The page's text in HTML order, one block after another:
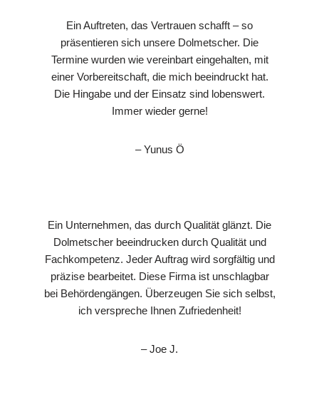
Ein Auftreten, das Vertrauen schafft – so
präsentieren sich unsere Dolmetscher. Die
Termine wurden wie vereinbart eingehalten, mit
einer Vorbereitschaft, die mich beeindruckt hat.
Die Hingabe und der Einsatz sind lobenswert.
Immer wieder gerne!
– Yunus Ö
Ein Unternehmen, das durch Qualität glänzt. Die
Dolmetscher beeindrucken durch Qualität und
Fachkompetenz. Jeder Auftrag wird sorgfältig und
präzise bearbeitet. Diese Firma ist unschlagbar
bei Behördengängen. Überzeugen Sie sich selbst,
ich verspreche Ihnen Zufriedenheit!
– Joe J.